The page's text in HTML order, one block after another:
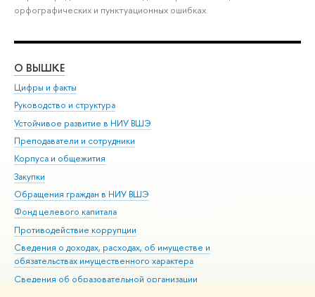
орфографических и пунктуационных ошибках.
О ВЫШКЕ
Цифры и факты
Руководство и структура
Устойчивое развитие в НИУ ВШЭ
Преподаватели и сотрудники
Корпуса и общежития
Закупки
Обращения граждан в НИУ ВШЭ
Фонд целевого капитала
Противодействие коррупции
Сведения о доходах, расходах, об имуществе и
обязательствах имущественного характера
Сведения об образовательной организации